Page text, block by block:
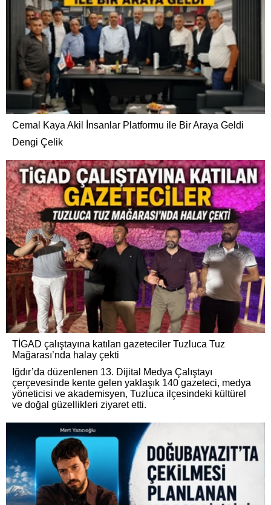
Cemal Kaya Akil İnsanlar Platformu ile Bir Araya Geldi
Dengi Çelik
TİGAD çalıştayına katılan gazeteciler Tuzluca Tuz
Mağarası’nda halay çekti
Iğdır’da düzenlenen 13. Dijital Medya Çalıştayı
çerçevesinde kente gelen yaklaşık 140 gazeteci, medya
yöneticisi ve akademisyen, Tuzluca ilçesindeki kültürel
ve doğal güzellikleri ziyaret etti.